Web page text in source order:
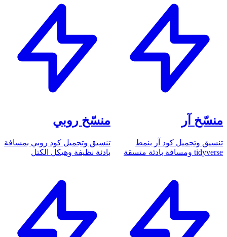
منسّخ آر
تنسيق وتجميل كود آر بنمط
tidyverse ومسافة بادئة متسقة
منسّخ روبي
تنسيق وتجميل كود روبي بمسافة
بادئة نظيفة وهيكل الكتل